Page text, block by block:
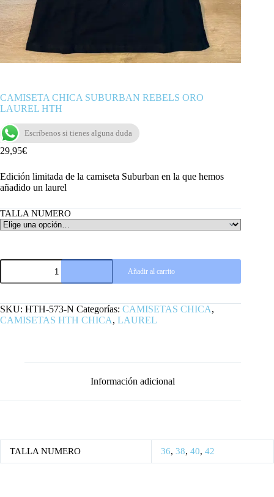
CAMISETA CHICA SUBURBAN REBELS ORO
LAUREL HTH
Escríbenos si tienes alguna duda
29,95€
Edición limitada de la camiseta Suburban en la que hemos
añadido un laurel
TALLA NUMERO
CAMISETA
SUBURBAN
ORO
LAUREL
HTH
Añadir al carrito
SKU: HTH-573-N Categorías: CAMISETAS CHICA,
CAMISETAS HTH CHICA, LAUREL
Información adicional
TALLA NUMERO 36, 38, 40, 42